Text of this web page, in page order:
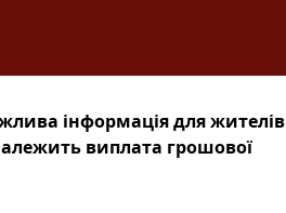
інформація для жителів
виплата грошової